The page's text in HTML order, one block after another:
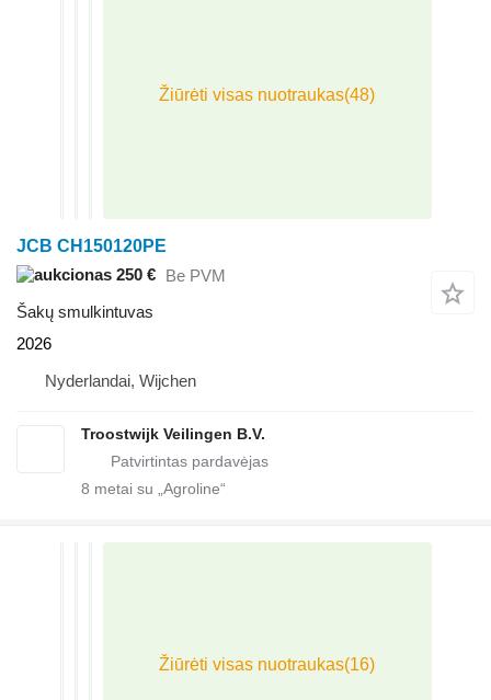
JCB CH150120PE
250 € Be PVM
Šakų smulkintuvas
2026
Nyderlandai, Wijchen
Troostwijk Veilingen B.V.
8 metai su „Agroline“